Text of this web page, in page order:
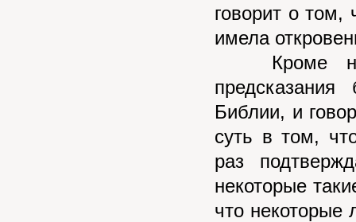
говорит о том,
имела
Кроме
Библии, и
суть в том,
раз
некоторые
что некоторые